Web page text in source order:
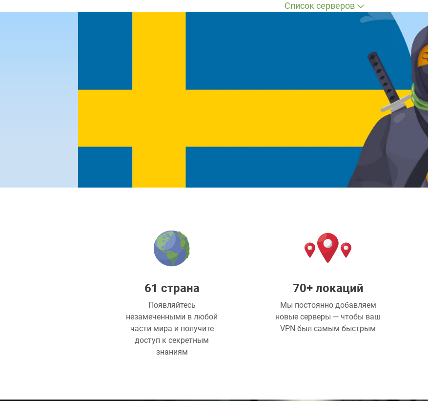
Список серверов
61 страна
Появляйтесь
незамеченными в любой
части мира и получите
доступ к секретным
знаниям
70+ локаций
Мы постоянно добавляем
новые серверы — чтобы ваш
VPN был самым быстрым